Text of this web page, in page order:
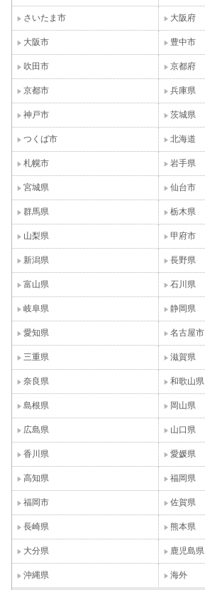
さいたま市 大阪府
大阪市 豊中市
吹田市 京都府
京都市 兵庫県
神戸市 茨城県
つくば市 北海道
札幌市 岩手県
宮城県 仙台市
群馬県 栃木県
山梨県 甲府市
新潟県 長野県
富山県 石川県
岐阜県 静岡県
愛知県 名古屋市
三重県 滋賀県
奈良県 和歌山県
島根県 岡山県
広島県 山口県
香川県 愛媛県
高知県 福岡県
福岡市 佐賀県
長崎県 熊本県
大分県 鹿児島県
沖縄県 海外